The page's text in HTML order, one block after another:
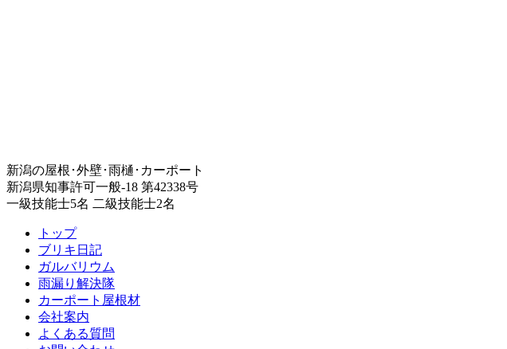
新潟の屋根･外壁･雨樋･カーポート
新潟県知事許可一般-18 第42338号
一級技能士5名 二級技能士2名
トップ
ブリキ日記
ガルバリウム
雨漏り解決隊
カーポート屋根材
会社案内
よくある質問